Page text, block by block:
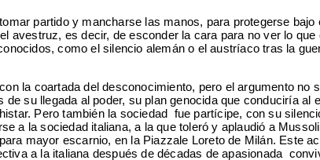
partido y mancharse las manos, para protegerse
es decir, de esconder la cara para no ver lo
como el silencio alemán o el austríaco tras la
la coartada del desconocimiento, pero el argumento no
su llegada al poder, su plan genocida que conduciría al
Pero también la sociedad fue partícipe, con su
a la sociedad italiana, a la que toleró y aplaudió a
mayor escarnio, en la Piazzale Loreto de Milán. Este
a la italiana después de décadas de apasionada